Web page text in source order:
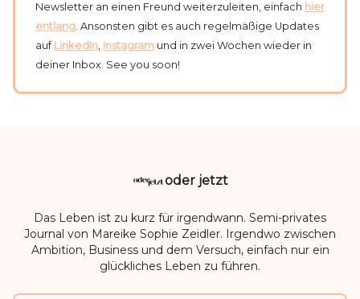
Newsletter an einen Freund weiterzuleiten, einfach hier
entlang. Ansonsten gibt es auch regelmäßige Updates
auf LinkedIn, Instagram und in zwei Wochen wieder in
deiner Inbox. See you soon!
oder jetzt
Das Leben ist zu kurz für irgendwann. Semi-privates
Journal von Mareike Sophie Zeidler. Irgendwo zwischen
Ambition, Business und dem Versuch, einfach nur ein
glückliches Leben zu führen.